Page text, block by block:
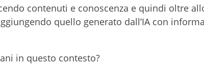
contenuti e conoscenza e quindi oltre
quello generato dall’IA con
in questo contesto?